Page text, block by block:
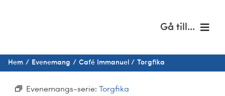
Gå till...
Hem
Om oss
Hem Evenemang Café Immanuel Torgfika
Evenemangs-serie: Torgfika